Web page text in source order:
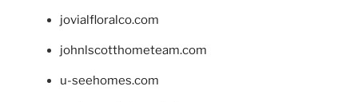
jovialfloralco.com
johnlscotthometeam.com
u-seehomes.com